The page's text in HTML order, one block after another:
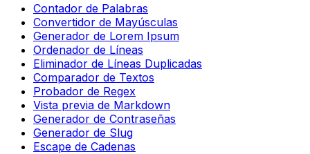
Contador de Palabras
Convertidor de Mayúsculas
Generador de Lorem Ipsum
Ordenador de Líneas
Eliminador de Líneas Duplicadas
Comparador de Textos
Probador de Regex
Vista previa de Markdown
Generador de Contraseñas
Generador de Slug
Escape de Cadenas